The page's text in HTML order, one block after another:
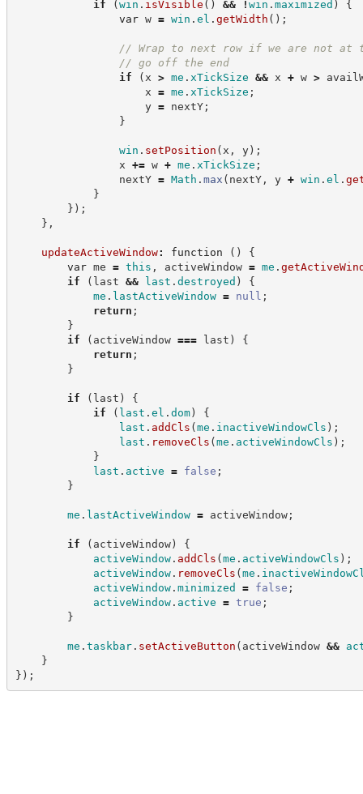
if ( win . isVisible ( ) && ! win . maximized )
{
var w = win . el . getWidth ( ) ;
// Wrap to next row if we are not
// go off the end
if
( x > me . xTickSize && x + w >
x = me . xTickSize ;
y = nextY;
}
win . setPosition ( x , y) ;
x += w + me . xTickSize ;
nextY = Math . max ( nextY, y + win . el .
}
} ) ;
} ,
updateActiveWindow: function ( )
{
var me = this , activeWindow = me .
if
( last && last . destroyed )
{
me . lastActiveWindow = null ;
return ;
}
if
( activeWindow === last )
{
return ;
}
if ( last )
{
if
( last . el . dom)
{
last . addCls (me . inactiveWindowCls ) ;
last . removeCls (me . activeWindowCls ) ;
}
last . active = false ;
}
me . lastActiveWindow = activeWindow;
if ( activeWindow)
{
activeWindow. addCls (me . activeWindowCls ) ;
activeWindow. removeCls (me .
activeWindow. minimized = false ;
activeWindow. active = true ;
}
me . taskbar. setActiveButton ( activeWindow &&
}
} ) ;